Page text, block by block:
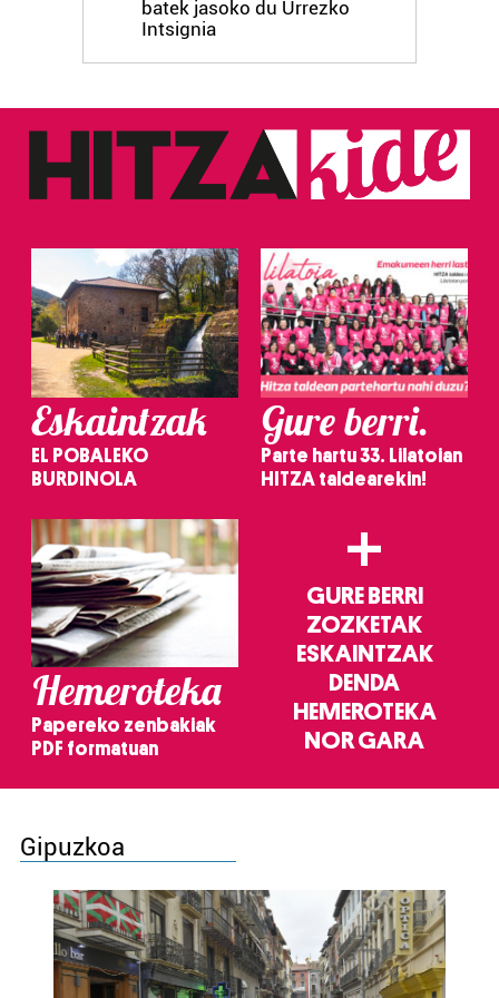
batek jasoko du Urrezko
Intsignia
Eskaintzak
EL POBALEKO
BURDINOLA
Gure berri.
Parte hartu 33. Lilatoian
HITZA taldearekin!
Hemeroteka
Papereko zenbakiak
PDF formatuan
+
GURE BERRI
ZOZKETAK
ESKAINTZAK
DENDA
HEMEROTEKA
NOR GARA
Gipuzkoa